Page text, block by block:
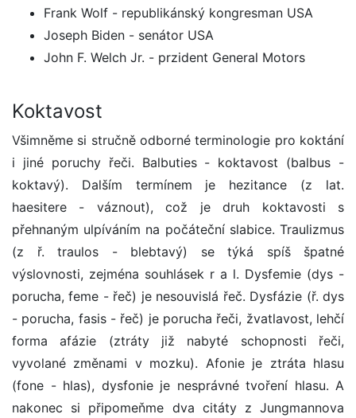
Frank Wolf - republikánský kongresman USA
Joseph Biden - senátor USA
John F. Welch Jr. - przident General Motors
Koktavost
Všimněme si stručně odborné terminologie pro koktání
i jiné poruchy řeči. Balbuties - koktavost (balbus -
koktavý). Dalším termínem je hezitance (z lat.
haesitere - váznout), což je druh koktavosti s
přehnaným ulpíváním na počáteční slabice. Traulizmus
(z ř. traulos - blebtavý) se týká spíš špatné
výslovnosti, zejména souhlásek r a l. Dysfemie (dys -
porucha, feme - řeč) je nesouvislá řeč. Dysfázie (ř. dys
- porucha, fasis - řeč) je porucha řeči, žvatlavost, lehčí
forma afázie (ztráty již nabyté schopnosti řeči,
vyvolané změnami v mozku). Afonie je ztráta hlasu
(fone - hlas), dysfonie je nesprávné tvoření hlasu. A
nakonec si připomeňme dva citáty z Jungmannova